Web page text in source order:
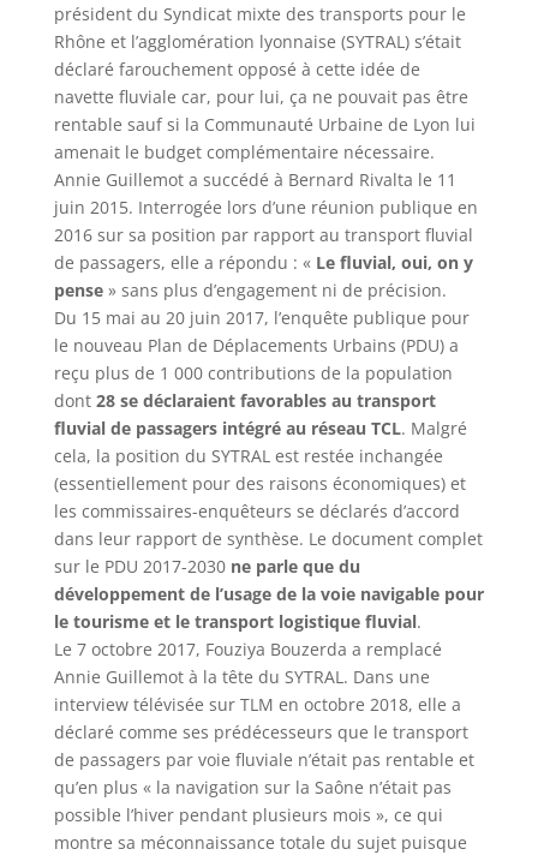
président du Syndicat mixte des transports pour le
Rhône et l’agglomération lyonnaise (SYTRAL) s’était
déclaré farouchement opposé à cette idée de
navette fluviale car, pour lui, ça ne pouvait pas être
rentable sauf si la Communauté Urbaine de Lyon lui
amenait le budget complémentaire nécessaire.
Annie Guillemot a succédé à Bernard Rivalta le 11
juin 2015. Interrogée lors d’une réunion publique en
2016 sur sa position par rapport au transport fluvial
de passagers, elle a répondu : « Le fluvial, oui, on y
pense » sans plus d’engagement ni de précision.
Du 15 mai au 20 juin 2017, l’enquête publique pour
le nouveau Plan de Déplacements Urbains (PDU) a
reçu plus de 1 000 contributions de la population
dont 28 se déclaraient favorables au transport
fluvial de passagers intégré au réseau TCL. Malgré
cela, la position du SYTRAL est restée inchangée
(essentiellement pour des raisons économiques) et
les commissaires-enquêteurs se déclarés d’accord
dans leur rapport de synthèse. Le document complet
sur le PDU 2017-2030 ne parle que du
développement de l’usage de la voie navigable pour
le tourisme et le transport logistique fluvial.
Le 7 octobre 2017, Fouziya Bouzerda a remplacé
Annie Guillemot à la tête du SYTRAL. Dans une
interview télévisée sur TLM en octobre 2018, elle a
déclaré comme ses prédécesseurs que le transport
de passagers par voie fluviale n’était pas rentable et
qu’en plus « la navigation sur la Saône n’était pas
possible l’hiver pendant plusieurs mois », ce qui
montre sa méconnaissance totale du sujet puisque